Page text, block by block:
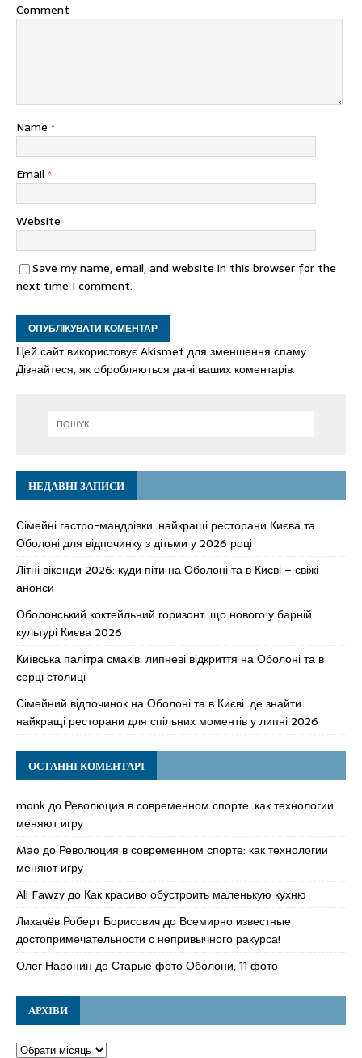
Comment
Name *
Email *
Website
Save my name, email, and website in this browser for the
next time I comment.
Цей сайт використовує Akismet для зменшення спаму.
Дізнайтеся, як обробляються дані ваших коментарів.
НЕДАВНІ ЗАПИСИ
Сімейні гастро-мандрівки: найкращі ресторани Києва та
Оболоні для відпочинку з дітьми у 2026 році
Літні вікенди 2026: куди піти на Оболоні та в Києві – свіжі
анонси
Оболонський коктейльний горизонт: що нового у барній
культурі Києва 2026
Київська палітра смаків: липневі відкриття на Оболоні та в
серці столиці
Сімейний відпочинок на Оболоні та в Києві: де знайти
найкращі ресторани для спільних моментів у липні 2026
ОСТАННІ КОМЕНТАРІ
monkдо Революция в современном спорте: как технологии
меняют игру
Mao до Революция в современном спорте: как технологии
меняют игру
Ali Fawzyдо Как красиво обустроить маленькую кухню
Лихачёв Роберт Борисовичдо Всемирно известные
достопримечательности с непривычного ракурса!
Олег Наронин доСтарые фото Оболони, 11 фото
АРХІВИ